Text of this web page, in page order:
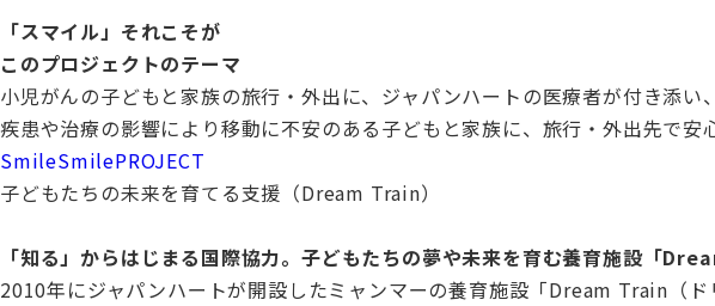
「スマイル」それこそが
このプロジェクトのテーマ
小児がんの子どもと家族の旅行・外出に、ジャパンハートの医療者が付き添い
疾患や治療の影響により移動に不安のある子どもと家族に、旅行・外出先で安
SmileSmilePROJECT
子どもたちの未来を育てる支援（Dream Train）
「知る」からはじまる国際協力。子どもたちの夢や未来を育む養育施設「
2010年にジャパンハートが開設したミャンマーの養育施設「Dream Train（